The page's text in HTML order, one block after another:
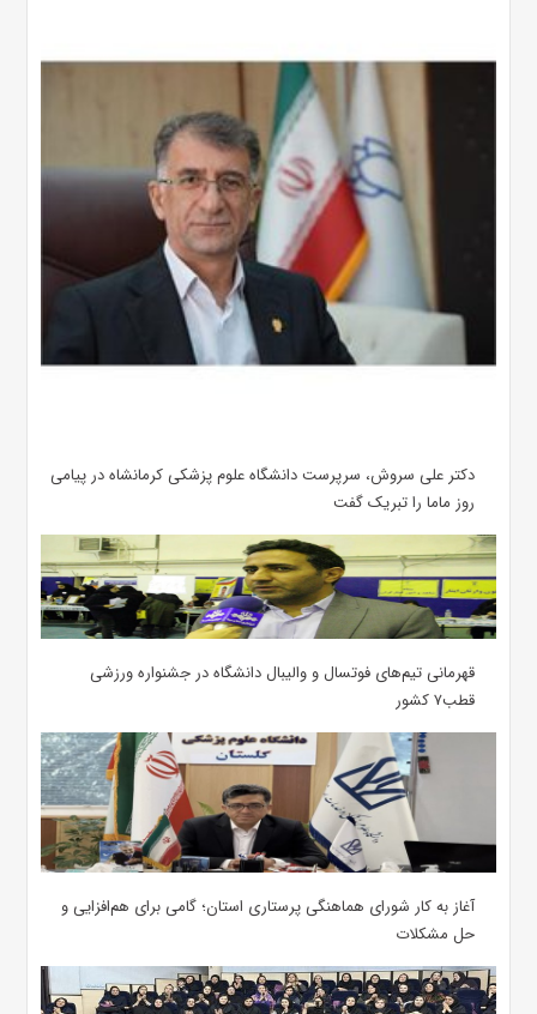
دکتر علی سروش، سرپرست دانشگاه علوم پزشکی کرمانشاه در پیامی
روز ماما را تبریک گفت
قهرمانی تیم‌های فوتسال و والیبال دانشگاه در جشنواره ورزشی
قطب۷ کشور
آغاز به کار شورای هماهنگی پرستاری استان؛ گامی برای هم‌افزایی و
حل مشکلات